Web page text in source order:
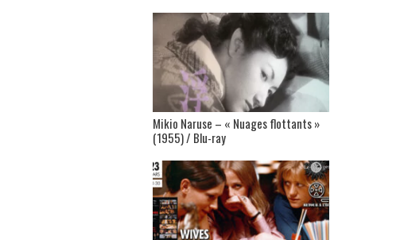
Mikio Naruse – « Nuages flottants »
(1955) / Blu-ray